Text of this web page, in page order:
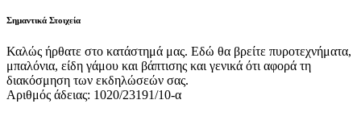
Σημαντικά Στοιχεία
Καλώς ήρθατε στο κατάστημά μας. Εδώ θα βρείτε πυροτεχνήματα,
μπαλόνια, είδη γάμου και βάπτισης και γενικά ότι αφορά τη
διακόσμηση των εκδηλώσεών σας.
Αριθμός άδειας: 1020/23191/10-α